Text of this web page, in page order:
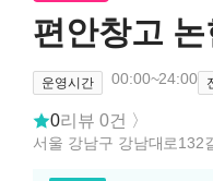
편안창고 논
운영시간 00:00~24:00
0리뷰0건 〉
서울 강남구 강남대로132